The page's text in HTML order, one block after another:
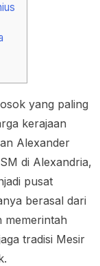
yang paling
kerajaan
Alexander
di Alexandria,
pusat
berasal dari
memerintah
tradisi Mesir